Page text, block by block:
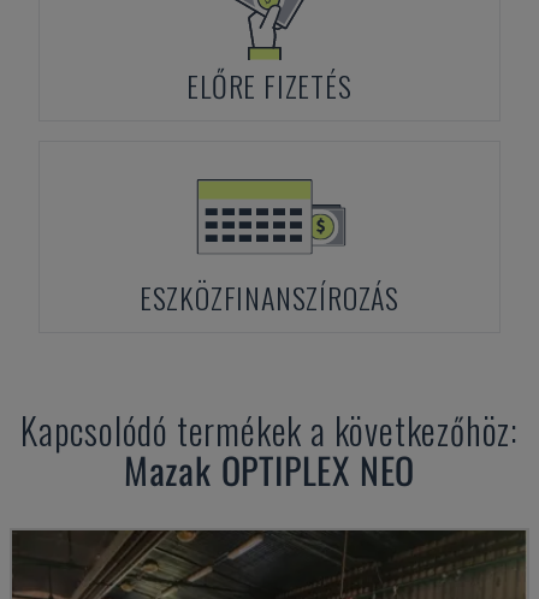
ELŐRE FIZETÉS
ESZKÖZFINANSZÍROZÁS
Kapcsolódó termékek a következőhöz:
Mazak OPTIPLEX NEO